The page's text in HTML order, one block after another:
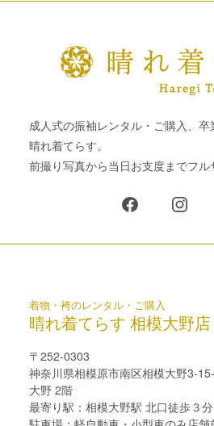
成人式の振袖レンタル・ご購入、
晴れ着てらす。
前撮り写真から当日お支度までフル
着物・袴のレンタル・ご購入
晴れ着てらす 相模大野店
〒252-0303
神奈川県相模原市南区相模大野3-
大野 2階
最寄り駅：相模大野駅 北口徒歩３分